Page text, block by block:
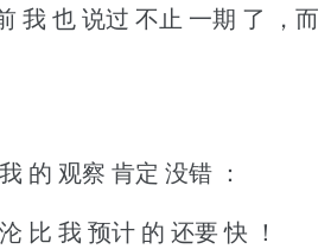
我 也 说过 不止 一期 了 ，而
的 观察 肯定 没错 ：
比 我 预计 的 还要 快 ！